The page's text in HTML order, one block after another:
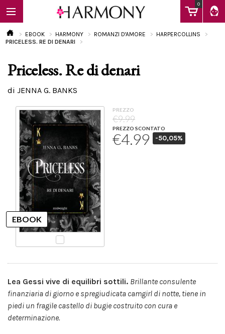
0
EBOOK
Calendario
EBOOK HARMONY ROMANZI D'AMORE
HARPERCOLLINS
PRICELESS. RE DI DENARI
Priceless. Re di denari
di JENNA G. BANKS
PREZZO
€9.99
PREZZO SCONTATO
€4.99 -50,05%
Lea Gessi vive di equilibri sottili. Brillante consulente
finanziaria di giorno e spregiudicata camgirl di notte, tiene in
piedi un fragile castello di bugie costruito con cura e
determinazione.